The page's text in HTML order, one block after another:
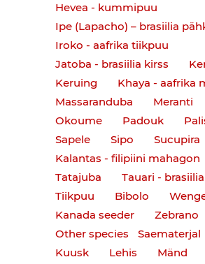
Hevea - kummipuu
Ipe (Lapacho) – brasiilia
Iroko - aafrika tiikpuu
Jatoba - brasiilia kirss
Keruing
Khaya - aafrika
Massaranduba
Meranti
Okoume
Padouk
Sapele
Sipo
Sucupira
Kalantas - filipiini mahagon
Tatajuba
Tauari -
Tiikpuu
Bibolo
Kanada seeder
Zebrano
Other species
Saematerjal
Kuusk
Lehis
Mänd